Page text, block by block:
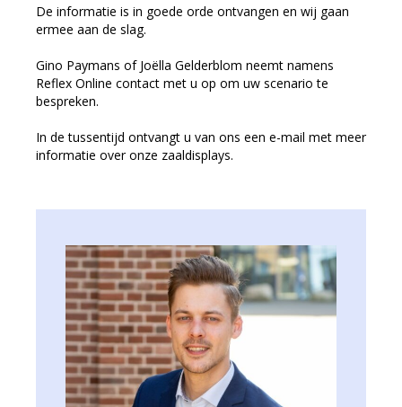
De informatie is in goede orde ontvangen en wij gaan
ermee aan de slag.
Gino Paymans of Joëlla Gelderblom neemt namens
Reflex Online contact met u op om uw scenario te
bespreken.
In de tussentijd ontvangt u van ons een e-mail met meer
informatie over onze zaaldisplays.